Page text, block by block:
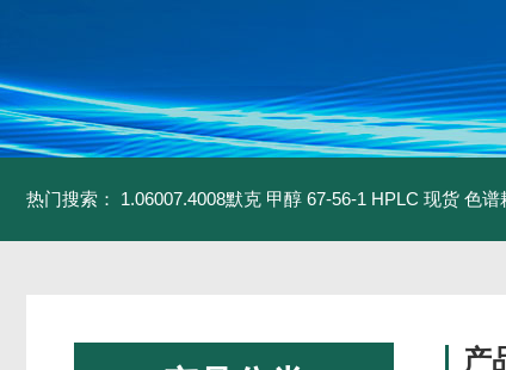
热门搜索： 1.06007.4008默克 甲醇 67-56-1 HPLC 现货 色谱
产